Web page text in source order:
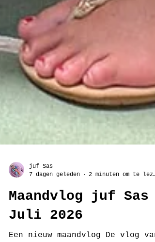
7 dagen geleden
Maandvlog juf Sas
Juli 2026